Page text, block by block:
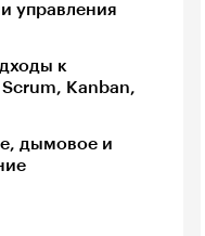
управления
к
Kanban,
дымовое и